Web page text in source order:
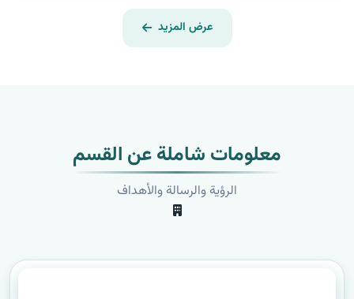
عرض المزيد
معلومات شاملة عن القسم
الرؤية والرسالة والأهداف